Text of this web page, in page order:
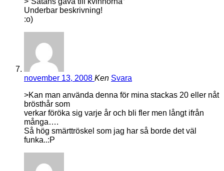
Underbar beskrivning!
:o)
november 13, 2008 Ken Svara
>Kan man använda denna för mina stackas 20 eller nåt
brösthår som
verkar föröka sig varje år och bli fler men långt ifrån
många….
Så hög smärttröskel som jag har så borde det väl
funka..:P